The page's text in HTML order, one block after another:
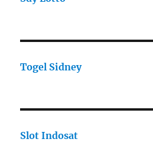
Togel Sidney
Slot Indosat